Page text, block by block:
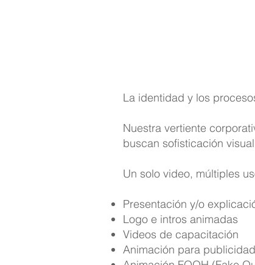
La identidad y los
Nuestra vertiente
buscan sofisticación
Un solo video, múltiples
Presentación y/o
Logo e intros animadas
Videos de capacitación
Animación para publicidad